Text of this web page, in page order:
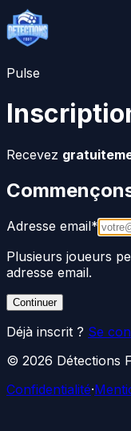
Pulse
Recevez
Adresse email*
Plusieurs joueurs
adresse email.
Continuer
Déjà inscrit ? Se
© 2026 Détections
Confidentialité·